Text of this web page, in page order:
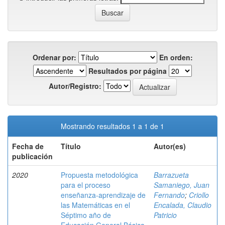
Ordenar por:
En orden:
Resultados por página
Autor/Registro:
Mostrando resultados 1 a 1 de 1
Fecha de
publicación
Título Autor(es)
2020
Propuesta metodológica
para el proceso
enseñanza-aprendizaje de
las Matemáticas en el
Séptimo año de
Barrazueta
Samaniego, Juan
Fernando; Criollo
Encalada, Claudio
Patricio